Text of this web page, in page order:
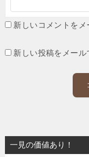
新しいコメントをメ
新しい投稿をメール
一見の価値あり！